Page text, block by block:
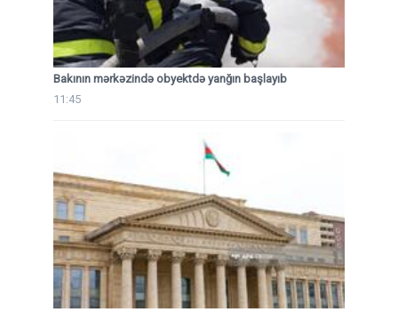
Bakının mərkəzində obyektdə yanğın başlayıb
11:45